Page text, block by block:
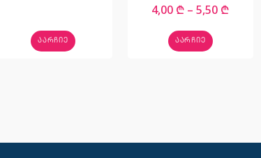
ᲐᲐᲠᲩᲘᲔ
4,00 ₾ – 5,50 ₾
ᲐᲐᲠᲩᲘᲔ